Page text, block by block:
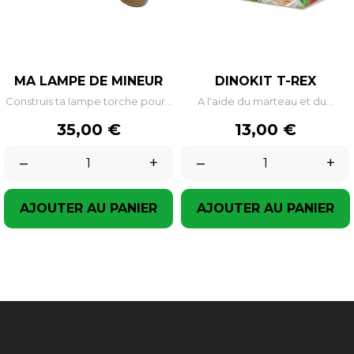
MA LAMPE DE MINEUR
Construis ta lampe torche pour...
Prix
35,00 €
–
+
AJOUTER AU PANIER
DINOKIT T-REX
A l'aide du marteau et du...
Prix
13,00 €
–
+
AJOUTER AU PANIER